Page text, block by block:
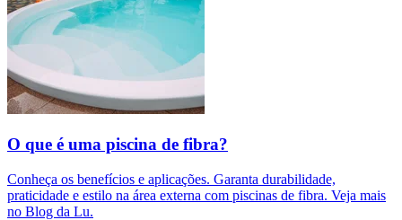
O que é uma piscina de fibra?
Conheça os benefícios e aplicações. Garanta durabilidade,
praticidade e estilo na área externa com piscinas de fibra. Veja mais
no Blog da Lu.